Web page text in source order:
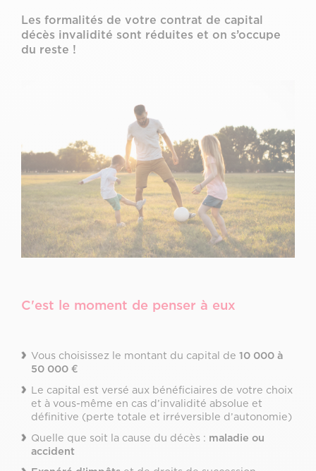
Les formalités de votre contrat de capital
décès invalidité sont réduites et on s’occupe
du reste !
C'est le moment de penser à eux
Vous choisissez le montant du capital de 10 000 à
50 000 €
Le capital est versé aux bénéficiaires de votre choix
et à vous-même en cas d’invalidité absolue et
définitive (perte totale et irréversible d’autonomie)
Quelle que soit la cause du décès : maladie ou
accident